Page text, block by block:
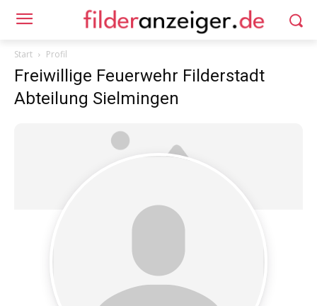
Start Profil
Freiwillige Feuerwehr Filderstadt
Abteilung Sielmingen